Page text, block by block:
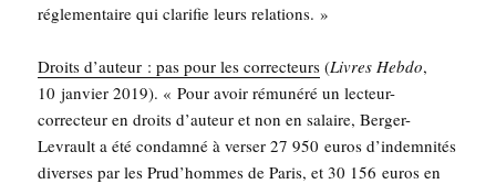
régle­men­taire qui cla­ri­fie leurs relations. »
Droits d’au­teur : pas pour les cor­rec­teurs (Livres Heb­do,
10 jan­vier 2019). « Pour avoir rému­né­ré un lec­teur-
cor­rec­teur en droits d’au­teur et non en salaire, Ber­ger-
Levrault a été condam­né à ver­ser 27 950 euros d’in­dem­ni­tés
diverses par les Prud’­hommes de Paris, et 30 156 euros en